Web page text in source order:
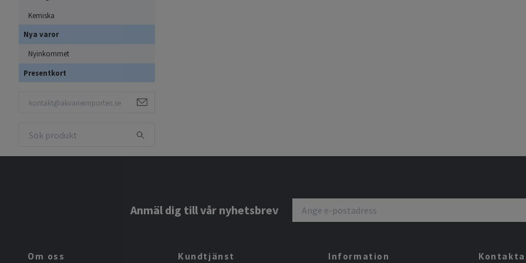
Kemiska
Nya varor
Nyinkommet
Presentkort
Anmäl dig till vår nyhetsbrev
Om oss Kundtjänst Information